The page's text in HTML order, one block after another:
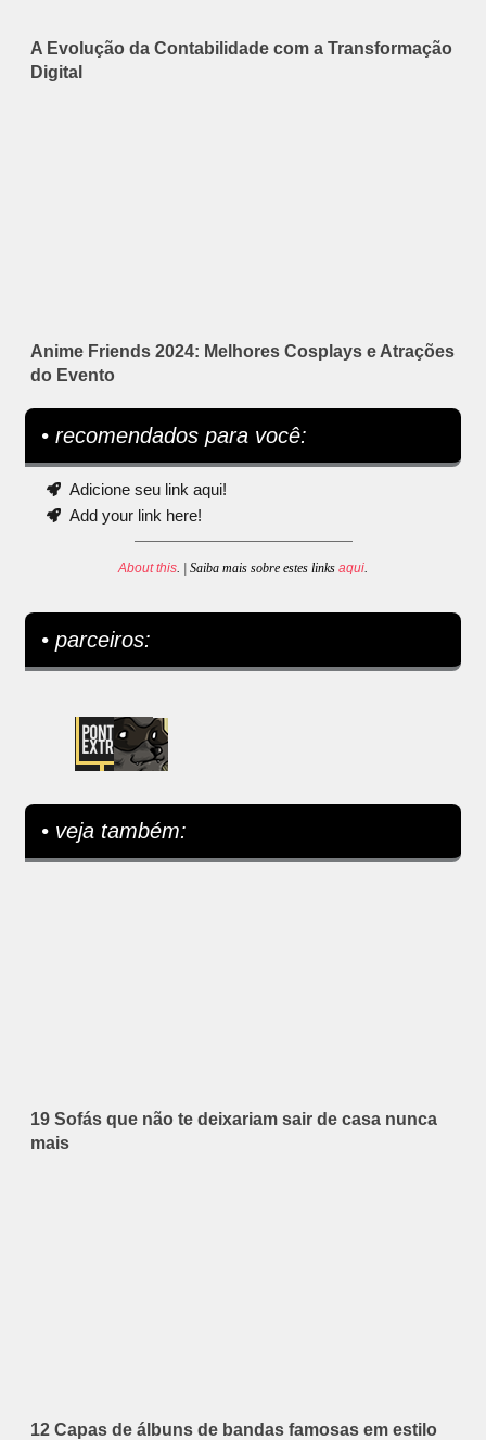
A Evolução da Contabilidade com a Transformação
Digital
Anime Friends 2024: Melhores Cosplays e Atrações
do Evento
• recomendados para você:
Adicione seu link aqui!
Add your link here!
About this . | Saiba mais sobre estes links aqui
• parceiros:
• veja também:
19 Sofás que não te deixariam sair de casa nunca
mais
12 Capas de álbuns de bandas famosas em estilo